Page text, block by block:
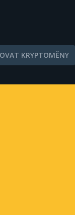
KRYPTOMĚNY